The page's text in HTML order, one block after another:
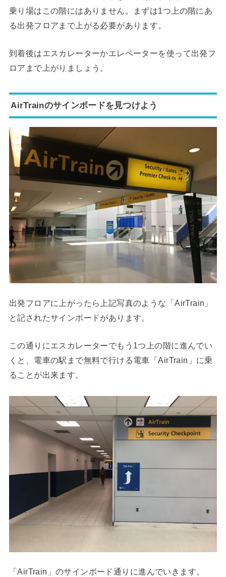
乗り場はこの階にはありません。まずは1つ上の階にあ
る出発フロアまで上がる必要があります。
到着後はエスカレーターかエレベーターを使って出発フ
ロアまで上がりましょう。
AirTrainのサインボードを見つけよう
出発フロアに上がったら上記写真のような「AirTrain」
と記されたサインボードがあります。
この通りにエスカレーターでもう1つ上の階に進んでい
くと、電車の駅まで無料で行ける電車「AirTrain」に乗
ることが出来ます。
「AirTrain」のサインボード通りに進んでいきます。